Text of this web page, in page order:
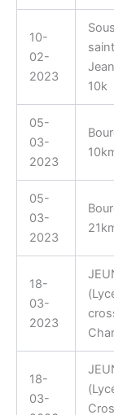
10-
02-
2023
10k
05-
03-
2023
05-
03-
2023
18-
03-
2023
18-
03-